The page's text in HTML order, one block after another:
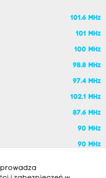
101.6 MHz
101 MHz
100 MHz
98.8 MHz
97.4 MHz
102.1 MHz
87.6 MHz
90 MHz
90 MHz